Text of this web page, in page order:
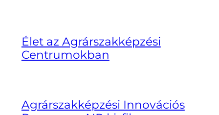
Élet az Agrárszakképzési
Centrumokban
Agrárszakképzési Innovációs